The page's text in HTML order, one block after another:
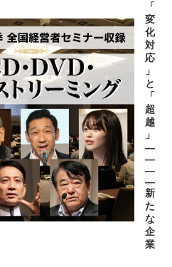
家のロマンと経営
家のアドバイス
の「老いない力」＋健康な社長と
の言葉＋社長のスピーチ・話材
「
変
化
対
応
」
と
「
超
越
」
―
―
―
―
新
た
な
企
業